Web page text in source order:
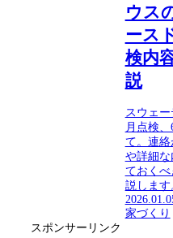
ウス
ース
検内
説
スウェ
月点検
て。連
や詳細な
ておく
説します
家づくり
スポンサーリンク